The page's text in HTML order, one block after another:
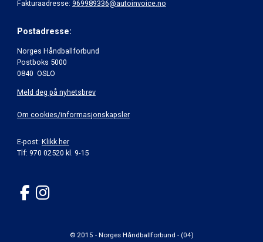
Fakturaadresse: 969989336@autoinvoice.no
Postadresse:
Norges Håndballforbund
Postboks 5000
0840 OSLO
Meld deg på nyhetsbrev
Om cookies/informasjonskapsler
E-post: Klikk her
Tlf: 970 02520 kl. 9-15
© 2015 - Norges Håndballforbund - (04)